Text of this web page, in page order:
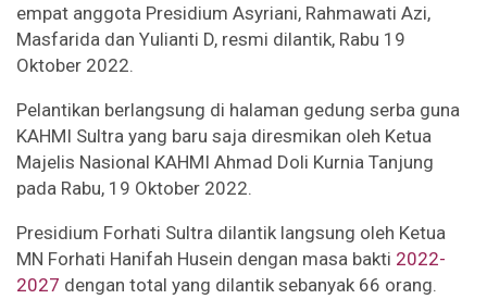
empat anggota Presidium Asyriani, Rahmawati Azi,
Masfarida dan Yulianti D, resmi dilantik, Rabu 19
Oktober 2022.
Pelantikan berlangsung di halaman gedung serba guna
KAHMI Sultra yang baru saja diresmikan oleh Ketua
Majelis Nasional KAHMI Ahmad Doli Kurnia Tanjung
pada Rabu, 19 Oktober 2022.
Presidium Forhati Sultra dilantik langsung oleh Ketua
MN Forhati Hanifah Husein dengan masa bakti 2022-
2027 dengan total yang dilantik sebanyak 66 orang.